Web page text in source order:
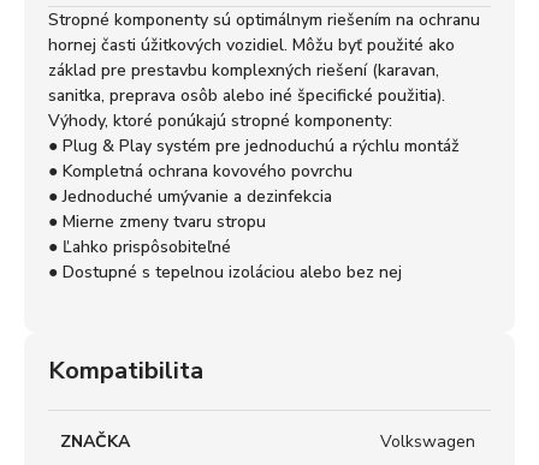
Stropné komponenty sú optimálnym riešením na ochranu
hornej časti úžitkových vozidiel. Môžu byť použité ako
základ pre prestavbu komplexných riešení (karavan,
sanitka, preprava osôb alebo iné špecifické použitia).
Výhody, ktoré ponúkajú stropné komponenty:
● Plug & Play systém pre jednoduchú a rýchlu montáž
● Kompletná ochrana kovového povrchu
● Jednoduché umývanie a dezinfekcia
● Mierne zmeny tvaru stropu
● Ľahko prispôsobiteľné
● Dostupné s tepelnou izoláciou alebo bez nej
Kompatibilita
ZNAČKA Volkswagen